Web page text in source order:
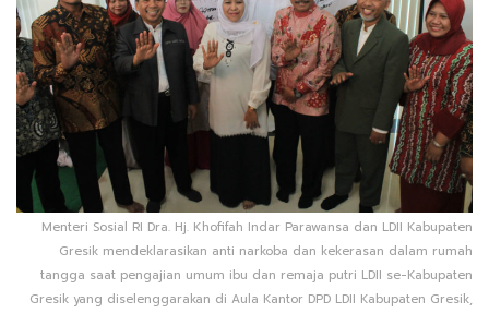
Menteri Sosial RI Dra. Hj. Khofifah Indar Parawansa dan LDII Kabupaten
Gresik mendeklarasikan anti narkoba dan kekerasan dalam rumah
tangga saat pengajian umum ibu dan remaja putri LDII se-Kabupaten
Gresik yang diselenggarakan di Aula Kantor DPD LDII Kabupaten Gresik,